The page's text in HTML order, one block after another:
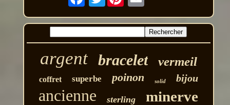
argent bracelet vermeil
coffret superbe poinon solid bijou
ancienne sterling minerve